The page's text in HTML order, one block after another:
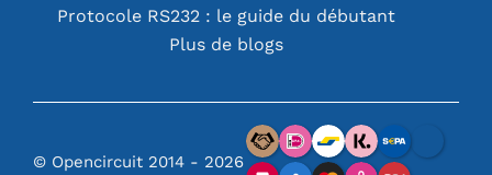
Protocole RS232 : le guide du débutant
Plus de blogs
© Opencircuit 2014 - 2026